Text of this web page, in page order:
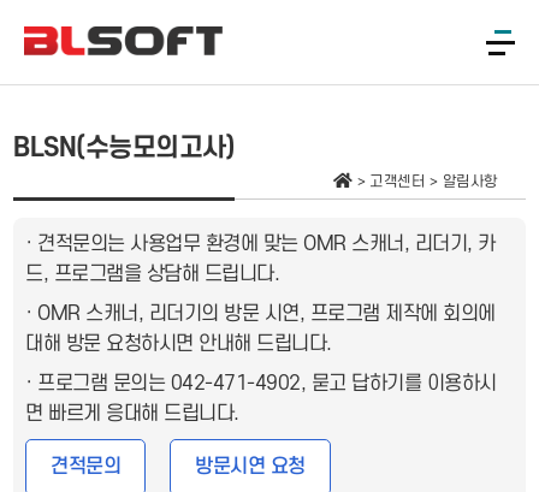
BLSN(수능모의고사)
고객센터 알림사항
· 견적문의는 사용업무 환경에 맞는 OMR 스캐너, 리더기, 카
드, 프로그램을 상담해 드립니다.
· OMR 스캐너, 리더기의 방문 시연, 프로그램 제작에 회의에
대해 방문 요청하시면 안내해 드립니다.
· 프로그램 문의는 042-471-4902, 묻고 답하기를 이용하시
면 빠르게 응대해 드립니다.
견적문의 방문시연 요청